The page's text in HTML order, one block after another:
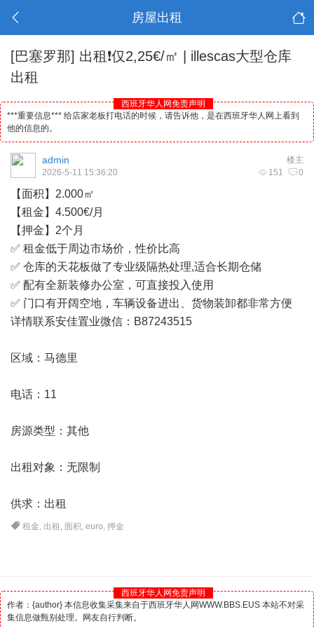
房屋出租
[巴塞罗那] 出租❗仅2,25€/㎡ | illescas大型仓库
出租
西班牙华人网免责声明
***重要信息*** 给店家老板打电话的时候，请告诉他，是在西班牙华人网上看到
他的信息的。
楼主
admin
151 0
2026-5-11 15:36:20
【面积】2.000㎡
【租金】4.500€/月
【押金】2个月
✅ 租金低于周边市场价，性价比高
✅ 仓库的天花板做了专业级隔热处理,适合长期仓储
✅ 配有全新装修办公室，可直接投入使用
✅ 门口有开阔空地，车辆设备进出、货物装卸都非常方便
详情联系安佳置业微信：B87243515
区域： 马德里
电话：11
房源类型：其他
出租对象：无限制
供求：出租
租金, 出租 ,面积,euro,押金
西班牙华人网免责声明
作者：{author} 本信息收集采集来自于西班牙华人网WWW.BBS.EUS 本站不对采
集信息做甄别处理。网友自行判断。